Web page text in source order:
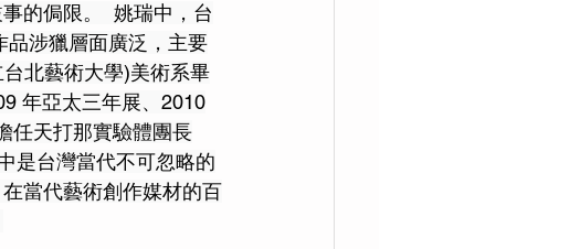
的侷限。  姚瑞中，台
品涉獵層面廣泛，主要
北藝術大學)美術系畢
年亞太三年展、2010
任天打那實驗體團長
是台灣當代不可忽略的
當代藝術創作媒材的百